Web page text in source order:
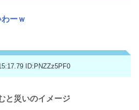
ーｗ
ID:PNZZz5PF0
と災いのイメージ